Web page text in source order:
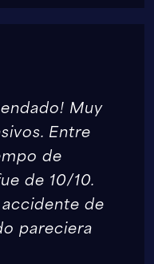
Muy
Entre
de
de 10/10.
de
pareciera